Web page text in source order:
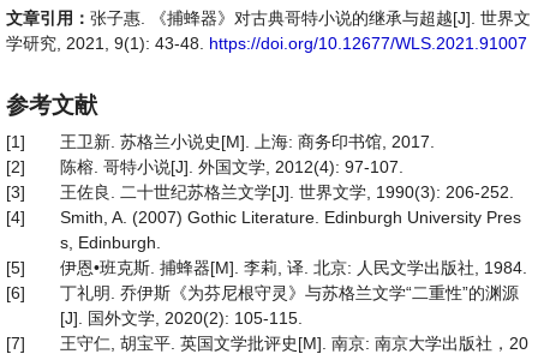
文章引用： 张子惠. 《捕蜂器》对古典哥特小说的继承与超越[J]. 世界文
学研究, 2021, 9(1): 43-48. https://doi.org/10.12677/WLS.2021.91007
参考文献
[1]
王卫新. 苏格兰小说史[M]. 上海: 商务印书馆, 2017.
[2]
陈榕. 哥特小说[J]. 外国文学, 2012(4): 97-107.
[3]
王佐良. 二十世纪苏格兰文学[J]. 世界文学, 1990(3): 206-252.
[4]
Smith, A. (2007) Gothic Literature. Edinburgh University Pres
s, Edinburgh.
[5]
伊恩•班克斯. 捕蜂器[M]. 李莉, 译. 北京: 人民文学出版社, 1984.
[6]
丁礼明. 乔伊斯《为芬尼根守灵》与苏格兰文学“二重性”的渊源
[J]. 国外文学, 2020(2): 105-115.
[7]
王守仁, 胡宝平. 英国文学批评史[M]. 南京: 南京大学出版社，20